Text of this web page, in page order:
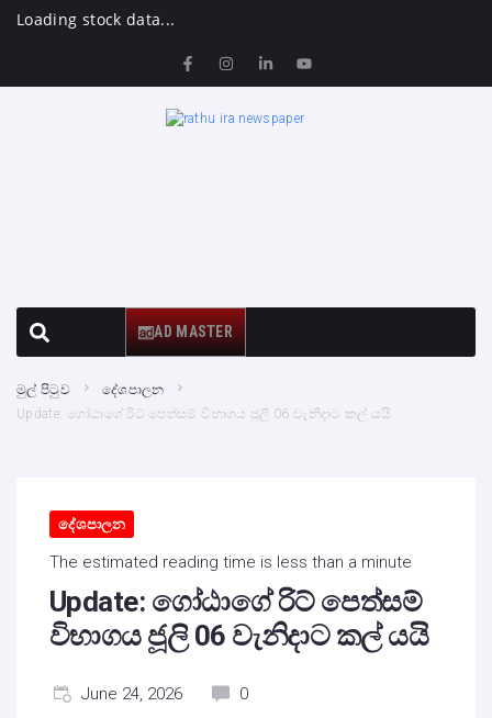
Loading stock data...
AD MASTER
මුල් පිටුව
දේශපාලන
Update: ගෝඨාගේ රිට් පෙත්සම් විභාගය ජූලි 06 වැනිදාට කල් යයි
දේශපාලන
The estimated reading time is less than a minute
Update: ගෝඨාගේ රිට් පෙත්සම්
විභාගය ජූලි 06 වැනිදාට කල් යයි
June 24, 2026 0